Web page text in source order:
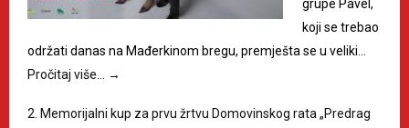
grupe Pavel,
koji se trebao
održati danas na Mađerkinom bregu, premješta se u veliki…
Pročitaj više…
→
2. Memorijalni kup za prvu žrtvu Domovinskog rata „Predrag